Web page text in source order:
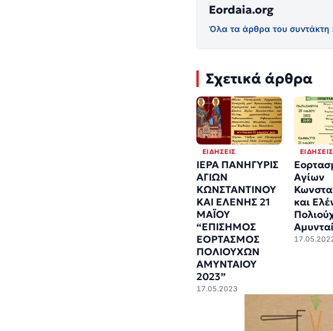
Eordaia.org
Όλα τα άρθρα του συντάκτη
Σχετικά άρθρα
ΕΙΔΉΣΕΙΣ
ΙΕΡΑ ΠΑΝΗΓΥΡΙΣ
ΑΓΙΩΝ
ΚΩΝΣΤΑΝΤΙΝΟΥ
ΚΑΙ ΕΛΕΝΗΣ 21
ΜΑΪΟΥ
“ΕΠΙΣΗΜΟΣ
ΕΟΡΤΑΣΜΟΣ
ΠΟΛΙΟΥΧΩΝ
ΑΜΥΝΤΑΙΟΥ
2023”
17.05.2023
ΕΙΔΉΣΕΙΣ
Αγίων
και